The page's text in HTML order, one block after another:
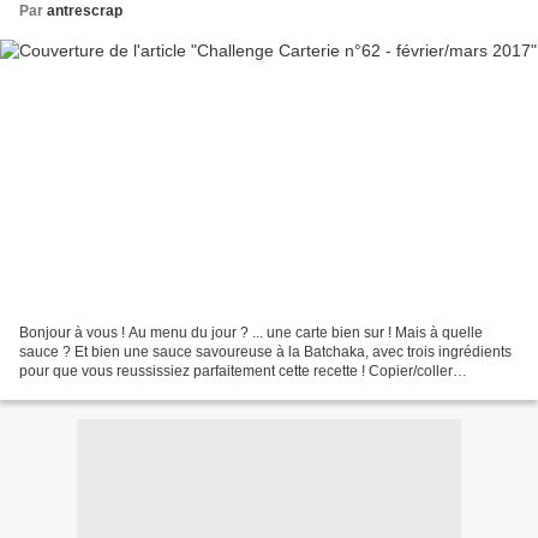
Par antrescrap
Bonjour à vous ! Au menu du jour ? ... une carte bien sur ! Mais à quelle
sauce ? Et bien une sauce savoureuse à la Batchaka, avec trois ingrédients
pour que vous reussissiez parfaitement cette recette ! Copier/coller